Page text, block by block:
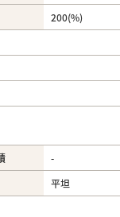
200(%)
-
平坦